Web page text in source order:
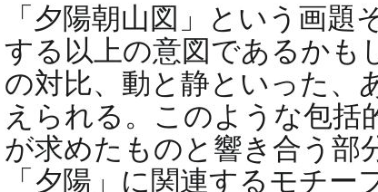
「夕陽朝山図」という画
する以上の意図であるかも
の対比、動と静といった、
えられる。このような包括
が求めたものと響き合う部
「夕陽」に関連するモチ